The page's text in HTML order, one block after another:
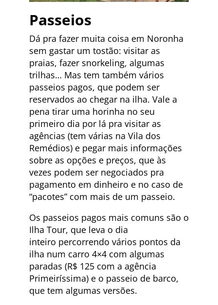
Passeios
Dá pra fazer muita coisa em Noronha
sem gastar um tostão: visitar as
praias, fazer snorkeling, algumas
trilhas… Mas tem também vários
passeios pagos, que podem ser
reservados ao chegar na ilha. Vale a
pena tirar uma horinha no seu
primeiro dia por lá pra visitar as
agências (tem várias na Vila dos
Remédios) e pegar mais informações
sobre as opções e preços, que às
vezes podem ser negociados pra
pagamento em dinheiro e no caso de
“pacotes” com mais de um passeio.
Os passeios pagos mais comuns são o
Ilha Tour, que leva o dia
inteiro percorrendo vários pontos da
ilha num carro 4×4 com algumas
paradas (R$ 125 com a agência
Primeiríssima) e o passeio de barco,
que tem algumas versões.